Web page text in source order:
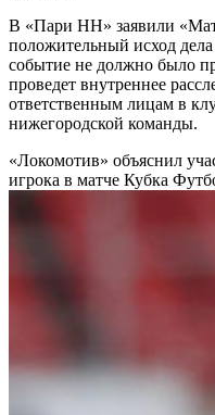
В «Пари НН» заявили
положительный исход
событие не должно было
проведет внутреннее
ответственным лицам в
нижегородской команды.
«Локомотив» объяснил
игрока в матче Кубка